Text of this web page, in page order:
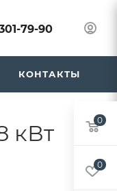
79-90
КОНТАКТЫ
кВт 0
0